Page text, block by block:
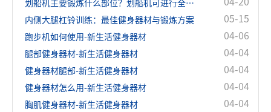
划船机主要锻炼什么部位？划船机可进行全身锻炼！
05-15
内侧大腿杠铃训练：最佳健身器材与锻炼方案
04-06
跑步机如何使用-新生活健身器材
04-04
腿部健身器材-新生活健身器材
04-04
健身器材腿部-新生活健身器材
04-04
健身器材怎么用-新生活健身器材
04-04
胸肌健身器材-新生活健身器材